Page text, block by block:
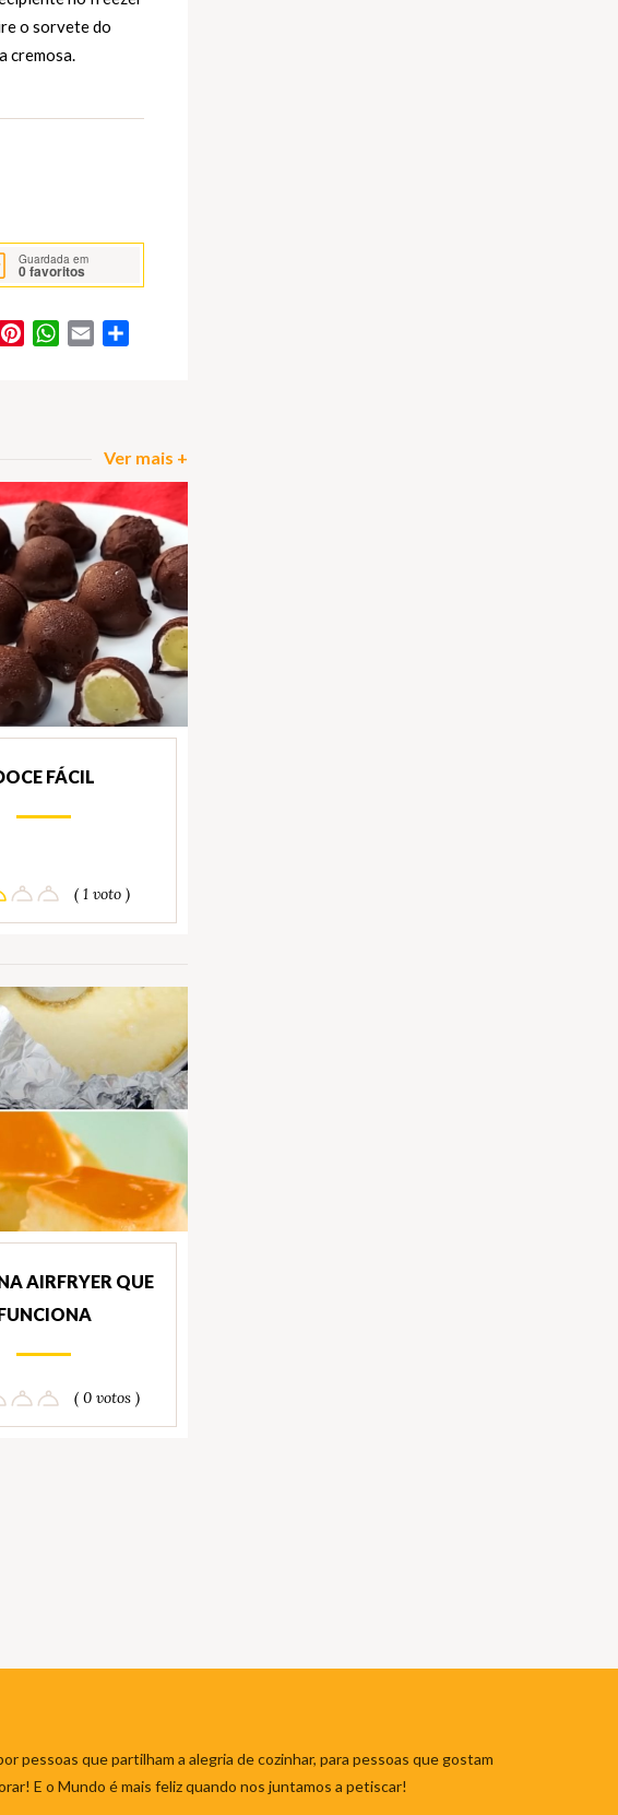
o sorvete do
cremosa.
Guardada em
0favoritos
FacebookPinterestWhatsApp
Email
Ver mais +
FÁCIL
( 1 voto )
AIRFRYER QUE
( 0 votos )
pessoas que partilham a alegria de cozinhar, para pessoas que gostam
E o Mundo é mais feliz quando nos juntamos a petiscar!